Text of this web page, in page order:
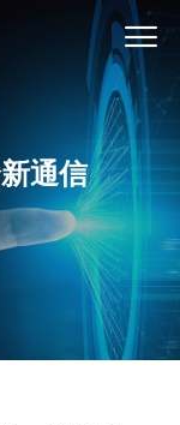
通信